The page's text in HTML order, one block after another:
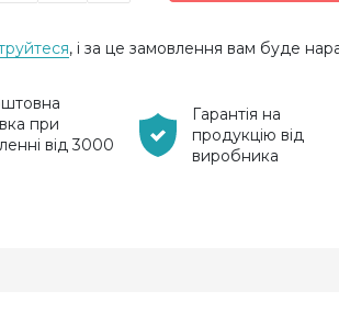
, і за це замовлення вам буде
при
від 3000
Гарантія на
продукцію від
виробника